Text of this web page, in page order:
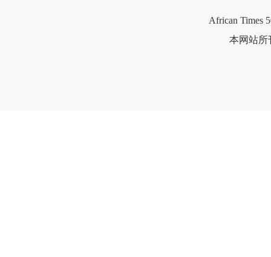
African Times
本网站所